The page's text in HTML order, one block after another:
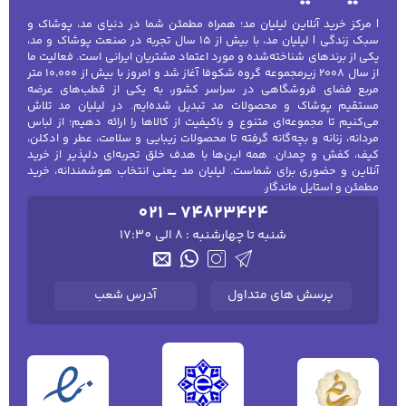
| مرکز خرید آنلاین لیلیان مد؛ همراه مطمئن شما در دنیای مد، پوشاک و
سبک زندگی | لیلیان مد، با بیش از ۱۵ سال تجربه در صنعت پوشاک و مد،
یکی از برندهای شناخته‌شده و مورد اعتماد مشتریان ایرانی است. فعالیت ما
از سال ۲۰۰۸ زیرمجموعه گروه شکوفا آغاز شد و امروز با بیش از ۱۰٬۰۰۰ متر
مربع فضای فروشگاهی در سراسر کشور، به یکی از قطب‌های عرضه
مستقیم پوشاک و محصولات مد تبدیل شده‌ایم. در لیلیان مد تلاش
می‌کنیم تا مجموعه‌ای متنوع و باکیفیت از کالاها را ارائه دهیم؛ از لباس
مردانه، زنانه و بچه‌گانه گرفته تا محصولات زیبایی و سلامت، عطر و ادکلن،
کیف، کفش و چمدان. همه این‌ها با هدف خلق تجربه‌ای دلپذیر از خرید
آنلاین و حضوری برای شماست. لیلیان مد یعنی انتخاب هوشمندانه، خرید
مطمئن و استایل ماندگار.
021 - 74823424
شنبه تا چهارشنبه : 8 الی 17:30
پرسش های متداول آدرس شعب